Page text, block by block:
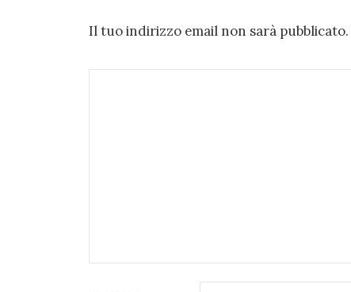
Il tuo indirizzo email non sarà pubblicato.